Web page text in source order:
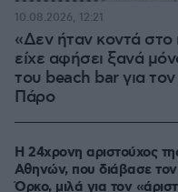
«Δεν ήταν κοντά στο
είχε αφήσει ξανά
του beach bar για
Πάρο
10.08.2026, 12:21
Η 24χρονη αριστούχος
Αθηνών, που διάβασε τον
Όρκο, μιλά για τον